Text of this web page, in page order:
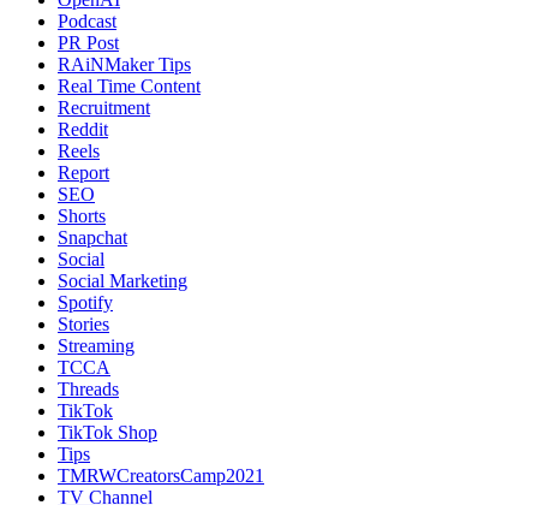
Podcast
PR Post
RAiNMaker Tips
Real Time Content
Recruitment
Reddit
Reels
Report
SEO
Shorts
Snapchat
Social
Social Marketing
Spotify
Stories
Streaming
TCCA
Threads
TikTok
TikTok Shop
Tips
TMRWCreatorsCamp2021
TV Channel